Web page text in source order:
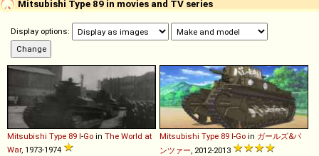
Mitsubishi Type 89 in movies and TV series
Display options:
Mitsubishi Type 89 I-Go in The World at
War, 1973-1974
Mitsubishi Type 89 I-Go in ガールズ&パ
ンツァー , 2012-2013